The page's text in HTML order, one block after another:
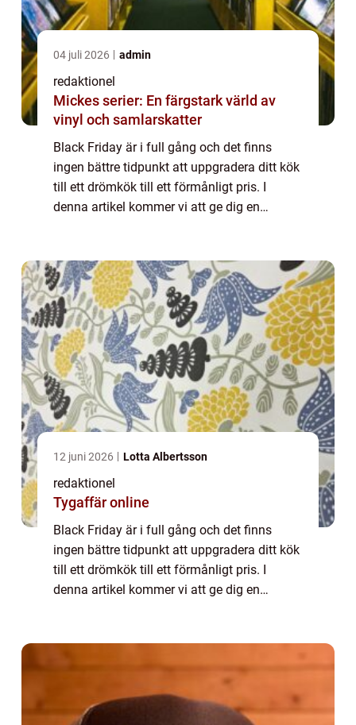
04 juli 2026 admin
redaktionel
Mickes serier: En färgstark värld av
vinyl och samlarskatter
Black Friday är i full gång och det finns
ingen bättre tidpunkt att uppgradera ditt kök
till ett drömkök till ett förmånligt pris. I
denna artikel kommer vi att ge dig en
olika...
12 juni 2026 Lotta Albertsson
redaktionel
Tygaffär online
Black Friday är i full gång och det finns
ingen bättre tidpunkt att uppgradera ditt kök
till ett drömkök till ett förmånligt pris. I
denna artikel kommer vi att ge dig en